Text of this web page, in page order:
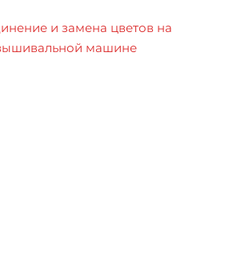
и замена цветов на
машине